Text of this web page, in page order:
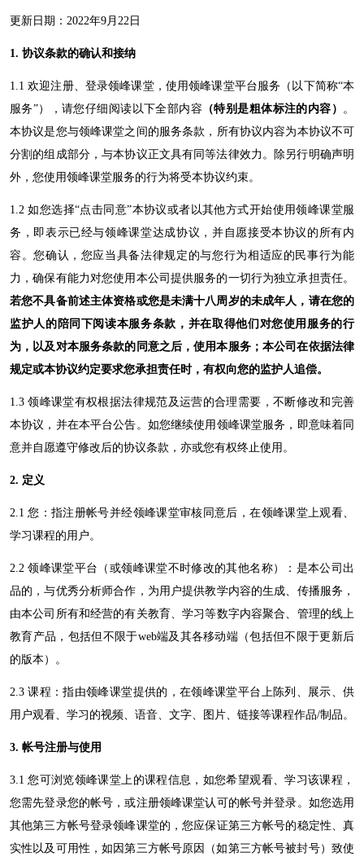
更新日期： 2022年9月 22日
1. 协议条款的确认和接纳
1.1 欢迎注册、登录领峰课堂，使用领峰课堂平台服务（以下简称“本
服务”），请您仔细阅读以下全部内容 （特别是粗体标注的内容） 。
本协议是您与领峰课堂之间的服务条款，所有协议内容为本协议不可
分割的组成部分，与本协议正文具有同等法律效力。除另行明确声明
外，您使用领峰课堂服务的行为将受本协议约束。
1.2 如您选择“点击同意”本协议或者以其他方式开始使用领峰课堂服
务，即表示已经与领峰课堂达成协议，并自愿接受本协议的所有内
容。您确认，您应当具备法律规定的与您行为相适应的民事行为能
力，确保有能力对您使用本公司提供服务的一切行为独立承担责任。
若您不具备前述主体资格或您是未满十八周岁的未成年人，请在您的
监护人的陪同下阅读本服务条款，并在取得他们对您使用服务的行
为，以及对本服务条款的同意之后，使用本服务；本公司在依据法律
规定或本协议约定要求您承担责任时，有权向您的监护人追偿。
1.3领峰课堂有权根据法律规范及运营的合理需要，不断修改和完善
本协议，并在本平台公告。如您继续使用 领峰课堂服务，即意味着同
意并自愿遵守修改后的协议条款，亦或您有权终止使用。
2. 定义
2.1 您：指注册帐号并经领峰课堂审核同意后，在领峰课堂上观看、
学习课程的用户。
2.2领峰课堂平台（或领峰课堂不时修改的其他名称）：是本公司出
品的，与优秀分析师合作，为用户提供教学内容的生成、传播服务，
由本公司 所有和经营的有关教育、学习等数字内容聚合、管理的线上
教育产品，包括但不限于web端及其各移动端（包括但不限于更新后
的版本）。
2.3 课程：指由领峰课堂提供的，在领峰课堂平台上陈列、展示、供
用户观看、学习的视频、语音、文字、图片、链接等课程作品/制品。
3. 帐号注册与使用
3.1 您可浏览领峰课堂上的课程信息，如您希望观看、学习该课程，
您需先登录您的帐号，或注册领峰课堂认可的帐号并登录。如您选用
其他第三方帐号登录领峰课堂的，您应保证第三方帐号的稳定性、真
实性以及可用性，如因第三方帐号原因（如第三方帐号被封号）致使